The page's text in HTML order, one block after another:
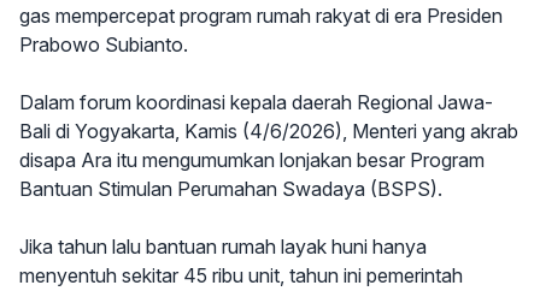
gas mempercepat program rumah rakyat di era Presiden
Prabowo Subianto.
Dalam forum koordinasi kepala daerah Regional Jawa-
Bali di Yogyakarta, Kamis (4/6/2026), Menteri yang akrab
disapa Ara itu mengumumkan lonjakan besar Program
Bantuan Stimulan Perumahan Swadaya (BSPS).
Jika tahun lalu bantuan rumah layak huni hanya
menyentuh sekitar 45 ribu unit, tahun ini pemerintah